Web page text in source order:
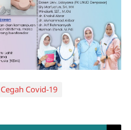
Cegah Covid-19